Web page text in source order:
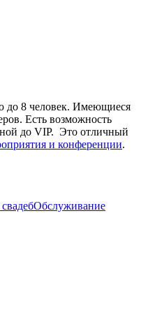
до 8 человек. Имеющиеся
Есть возможность
до VIP. Это отличный
и конференции.
Обслуживание